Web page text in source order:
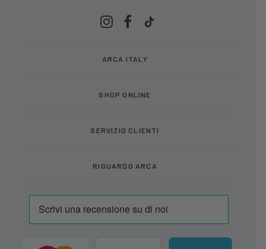
ARCA ITALY
SHOP ONLINE
SERVIZIO CLIENTI
RIGUARDO ARCA